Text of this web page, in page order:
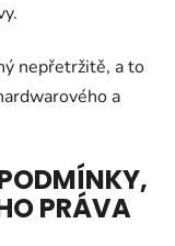
nepřetržitě, a to
a
PRÁVA